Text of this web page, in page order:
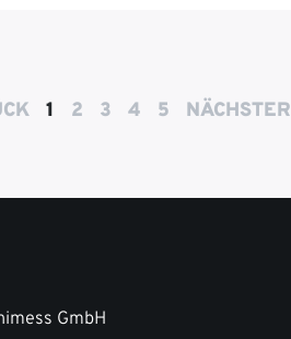
1 2 3 4 5 NÄCHSTER
GmbH